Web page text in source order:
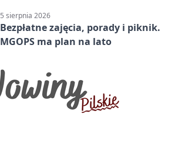
5 sierpnia 2026
Bezpłatne zajęcia, porady i piknik.
MGOPS ma plan na lato